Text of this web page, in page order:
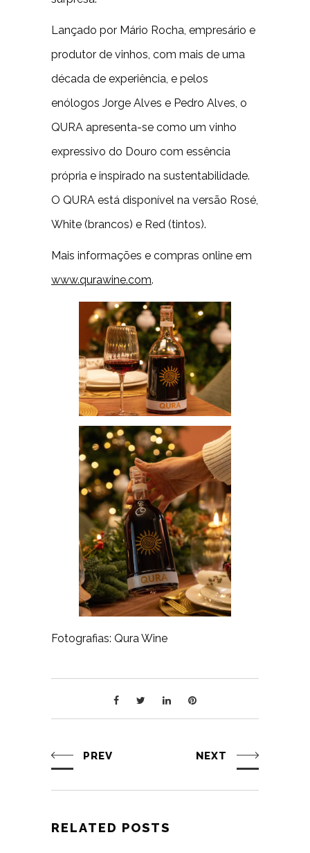
Lançado por Mário Rocha, empresário e
produtor de vinhos, com mais de uma
década de experiência, e pelos
enólogos Jorge Alves e Pedro Alves, o
QURA apresenta-se como um vinho
expressivo do Douro com essência
própria e inspirado na sustentabilidade.
O QURA está disponível na versão Rosé,
White (brancos) e Red (tintos).
Mais informações e compras online em
www.qurawine.com.
Fotografias: Qura Wine
PREV NEXT
RELATED POSTS